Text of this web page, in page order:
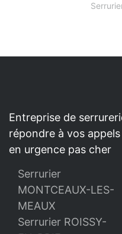
Entreprise de
répondre à vos
en urgence pas cher
Serrurier
MONTCEAUX-LES-
MEAUX
Serrurier ROISSY-